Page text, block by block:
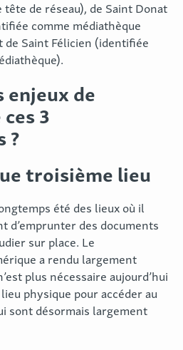
de réseau), de Saint Donat
comme médiathèque
Saint Félicien (identifiée
enjeux de
3
?
troisième lieu
été des lieux où il
d’emprunter des documents
sur place. Le
a rendu largement
plus nécessaire aujourd’hui
physique pour accéder au
sont désormais largement